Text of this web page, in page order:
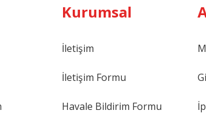
Kurumsal
İletişim
İletişim Formu
Havale Bildirim Formu